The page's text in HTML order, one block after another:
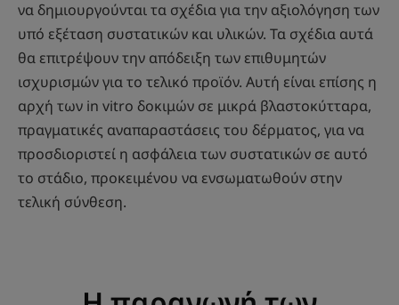
να δημιουργούνται τα σχέδια για την αξιολόγηση των
υπό εξέταση συστατικών και υλικών. Τα σχέδια αυτά
θα επιτρέψουν την απόδειξη των επιθυμητών
ισχυρισμών για το τελικό προϊόν. Αυτή είναι επίσης η
αρχή των in vitro δοκιμών σε μικρά βλαστοκύτταρα,
πραγματικές αναπαραστάσεις του δέρματος, για να
προσδιοριστεί η ασφάλεια των συστατικών σε αυτό
το στάδιο, προκειμένου να ενσωματωθούν στην
τελική σύνθεση.